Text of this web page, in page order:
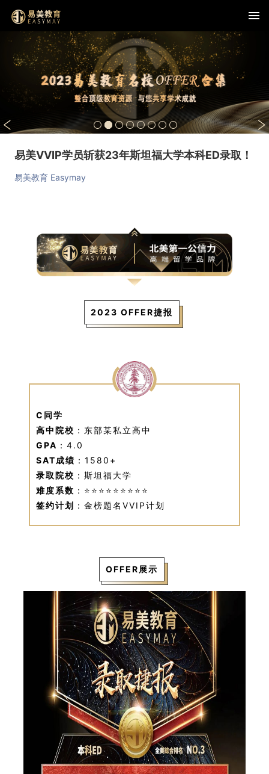
易美VVIP学员斩获23年斯坦福大学本科ED录取！
易美教育 Easymay
2023 OFFER捷报
C同学
高中院校 ：东部某私立高中
GPA ：4.0
SAT成绩 ：1580+
录取院校 ：斯坦福大学
难度系数 ：⭐⭐⭐⭐⭐⭐⭐⭐⭐
签约计划 ：金榜题名VVIP计划
OFFER展示